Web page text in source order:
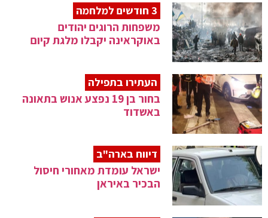
3 חודשים למלחמה
משפחות הרוגים יהודים
באוקראינה יקבלו מלגת קיום
העתירו בתפילה
בחור בן 19 נפצע אנוש בתאונה
באשדוד
דיווח בארה"ב
ישראל עומדת מאחורי חיסול
הבכיר באיראן